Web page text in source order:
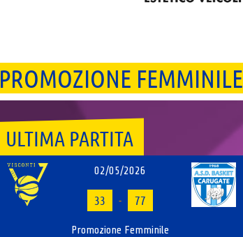
PROMOZIONE FEMMINILE
ULTIMA PARTITA
02/05/2026
33 - 77
Promozione Femminile